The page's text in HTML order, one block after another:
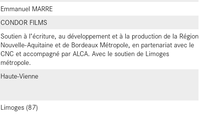
Emmanuel MARRE
CONDOR FILMS
Soutien à l’écriture, au développement et à la production de la Région
Nouvelle-Aquitaine et de Bordeaux Métropole, en partenariat avec le
CNC et accompagné par ALCA. Avec le soutien de Limoges
métropole.
Haute-Vienne
Limoges (87)